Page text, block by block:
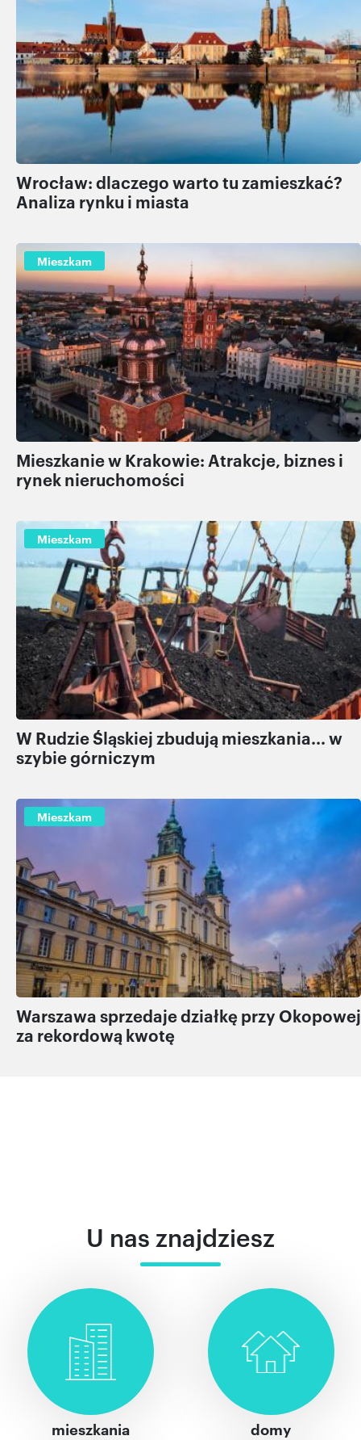
Wrocław: dlaczego warto tu zamieszkać?
Analiza rynku i miasta
Mieszkam
Mieszkanie w Krakowie: Atrakcje, biznes i
rynek nieruchomości
Mieszkam
W Rudzie Śląskiej zbudują mieszkania... w
szybie górniczym
Mieszkam
Warszawa sprzedaje działkę przy Okopowej
za rekordową kwotę
U nas znajdziesz
mieszkania domy